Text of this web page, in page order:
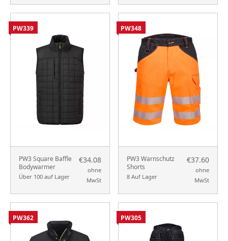
PW3 Square Baffle
Bodywarmer
Über 100 auf Lager
€34.08
ohne
MwSt
PW339
PW3 Warnschutz
Shorts
8 Auf Lager
€37.60
ohne
MwSt
PW348
PW362 PW305